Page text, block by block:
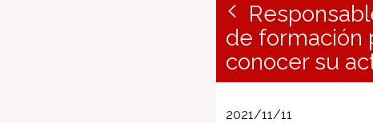
de formación
conocer su
2021/11/11